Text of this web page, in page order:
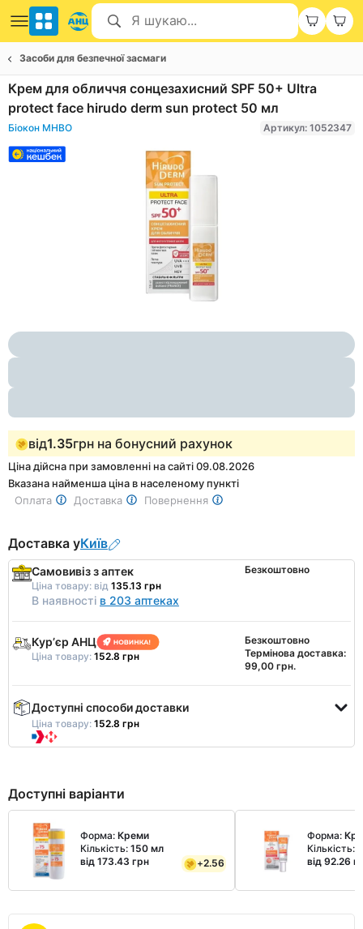
Засоби для безпечної засмаги
Крем для обличчя сонцезахисний SPF 50+ Ultra
protect face hirudo derm sun protect 50 мл
Біокон МНВО Артикул: 1052347
1
of
від1.35грн на бонусний рахунок
Ціна дійсна при замовленні на сайті 09.08.2026
Вказана найменша ціна в населеному пункті
Оплата
Доставка Повернення
Доставка уКиїв
Самовивіз з аптек
Ціна товару: від 135.13 грн
В наявності в 203 аптеках
Безкоштовно
Курʼєр АНЦ
Ціна товару: 152.8 грн
Безкоштовно
Термінова доставка:
99,00 грн.
Доступні способи доставки
Ціна товару: 152.8 грн
Доступні варіанти
Форма: Креми
Кількість: 150 мл
від 173.43 грн
+2.56
Форма:
Кількість:
від 92.26